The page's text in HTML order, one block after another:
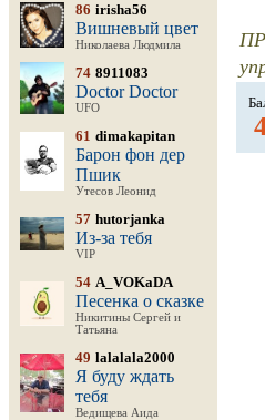
86 irisha56
Вишневый цвет
Николаева Людмила
74 8911083
Doctor Doctor
UFO
61 dimakapitan
Барон фон дер
Пшик
Утесов Леонид
57 hutorjanka
Из-за тебя
VIP
54 A_VOKaDA
Песенка о сказке
Никитины Сергей и
Татьяна
49 lalalala2000
Я буду ждать
тебя
Ведищева Аида